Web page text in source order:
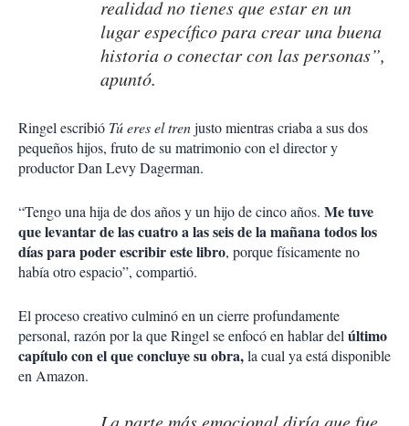
realidad no tienes que estar en un
lugar específico para crear una buena
historia o conectar con las personas”,
apuntó.
Ringel escribió Tú eres el trenjusto mientras criaba a sus dos
pequeños hijos, fruto de su matrimonio con el director y
productor Dan Levy Dagerman.
“Tengo una hija de dos años y un hijo de cinco años. Me tuve
que levantar de las cuatro a las seis de la mañana todos los
días para poder escribir este libro, porque físicamente no
había otro espacio”, compartió.
El proceso creativo culminó en un cierre profundamente
personal, razón por la que Ringel se enfocó en hablar delúltimo
capítulo con el que concluye su obra,la cual ya está disponible
en Amazon.